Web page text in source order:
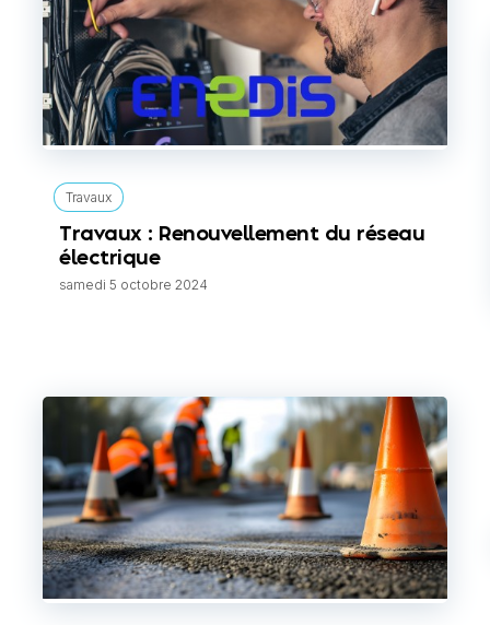
Travaux
Travaux : Renouvellement du réseau
électrique
samedi 5 octobre 2024